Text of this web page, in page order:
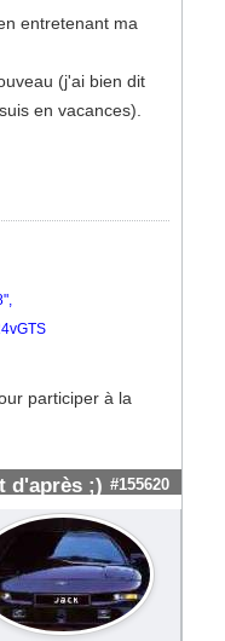
entretenant ma
(j'ai bien dit
en vacances).
participer à la
d'après ;) #155620